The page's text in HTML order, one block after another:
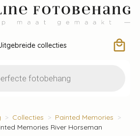
collecties
Collecties
Painted Memories
Memories River Horseman